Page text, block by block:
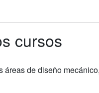
cursos
de diseño